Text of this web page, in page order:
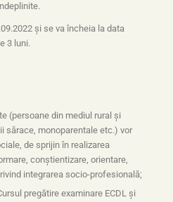
și se va încheia la data
3 luni.
(persoane din mediul rural și
sărace, monoparentale etc.) vor
de sprijin în realizarea
conștientizare, orientare,
integrarea socio-profesională;
pregătire examinare ECDL și